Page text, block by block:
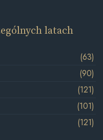
latach
(63)
(90)
(121)
(101)
(121)